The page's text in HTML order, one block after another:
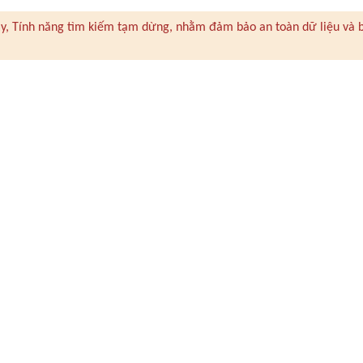
Tính năng tìm kiếm tạm dừng, nhằm đảm bảo an toàn dữ liệu và